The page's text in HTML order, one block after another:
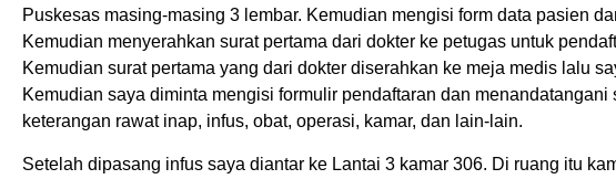
Puskesas masing-masing 3 lembar. Kemudian mengisi form data pasien
Kemudian menyerahkan surat pertama dari dokter ke petugas untuk
Kemudian surat pertama yang dari dokter diserahkan ke meja medis lalu
Kemudian saya diminta mengisi formulir pendaftaran dan
keterangan rawat inap, infus, obat, operasi, kamar, dan lain-lain.
Setelah dipasang infus saya diantar ke Lantai 3 kamar 306. Di ruang itu